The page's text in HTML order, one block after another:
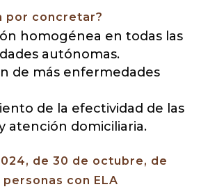
por concretar?
homogénea en todas las
autónomas.
de más enfermedades
de la efectividad de las
atención domiciliaria.
de 30 de octubre, de
personas con ELA